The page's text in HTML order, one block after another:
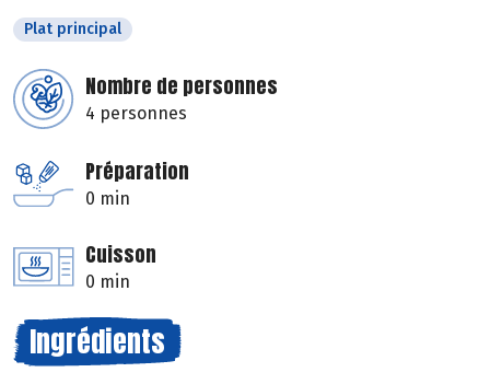
Plat principal
Nombre de personnes
4 personnes
Préparation
0 min
Cuisson
0 min
Ingrédients